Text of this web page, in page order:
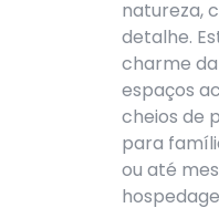
natureza,
detalhe.
charme
espaços
cheios de
para
ou até